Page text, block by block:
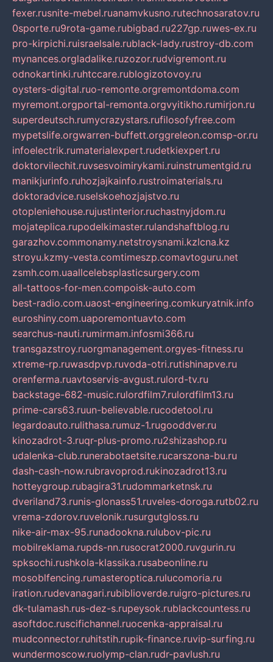
fexer.rusnite-mebel.ruanamvkusno.rutechnosaratov.ru
0sporte.ru9rota-game.rubigbad.ru227gp.ruwes-ex.ru
pro-kirpichi.ruisraelsale.rublack-lady.rustroy-db.com
mynances.orgladalike.ruzozor.rudvigremont.ru
odnokartinki.ruhtccare.rublogizotovoy.ru
oysters-digital.ruo-remonte.orgremontdoma.com
myremont.orgportal-remonta.orgvyitikho.rumirjon.ru
superdeutsch.rumycrazystars.rufilosofyfree.com
mypetslife.orgwarren-buffett.orggreleon.comsp-or.ru
infoelectrik.rumaterialexpert.rudetkiexpert.ru
doktorvilechit.ruvsesvoimirykami.ruinstrumentgid.ru
manikjurinfo.ruhozjajkainfo.rustroimaterials.ru
doktoradvice.ruselskoehozjajstvo.ru
otopleniehouse.rujustinterior.ruchastnyjdom.ru
mojateplica.rupodelkimaster.rulandshaftblog.ru
garazhov.commonamy.netstroysnami.kzlcna.kz
stroyu.kzmy-vesta.comtimeszp.comavtoguru.net
zsmh.com.uaallcelebsplasticsurgery.com
all-tattoos-for-men.compoisk-auto.com
best-radio.com.uaost-engineering.comkuryatnik.info
euroshiny.com.uaporemontuavto.com
searchus-nauti.rumirmam.infosmi366.ru
transgazstroy.ruorgmanagement.orgyes-fitness.ru
xtreme-rp.ruwasdpvp.ruvoda-otri.rutishinapve.ru
orenferma.ruavtoservis-avgust.rulord-tv.ru
backstage-682-music.rulordfilm7.rulordfilm13.ru
prime-cars63.ruun-believable.rucodetool.ru
legardoauto.rulithasa.rumuz-1.rugooddver.ru
kinozadrot-3.ruqr-plus-promo.ru2shizashop.ru
udalenka-club.runerabotaetsite.rucarszona-bu.ru
dash-cash-now.rubravoprod.rukinozadrot13.ru
hotteygroup.rubagira31.rudommarketnsk.ru
dveriland73.runis-glonass51.ruveles-doroga.rutb02.ru
vrema-zdorov.ruvelonik.rusurgutgloss.ru
nike-air-max-95.runadookna.rulubov-pic.ru
mobilreklama.rupds-nn.rusocrat2000.ruvgurin.ru
spksochi.rushkola-klassika.rusabeonline.ru
mosoblfencing.rumasteroptica.rulucomoria.ru
iration.rudevanagari.rubiblioverde.ruigro-pictures.ru
dk-tulamash.rus-dez-s.rupeysok.rublackcountess.ru
asoftdoc.ruscifichannel.ruocenka-appraisal.ru
mudconnector.ruhitstih.rupik-finance.ruvip-surfing.ru
wundermoscow.ruolymp-clan.rudr-pavlush.ru